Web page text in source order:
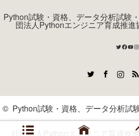
Python試験・資格、データ分析試験
団法人Pythonエンジニア育成推
Twitter
RSS
© Python試験・資格、データ分析試
社団法人Pythonエンジニア育成推